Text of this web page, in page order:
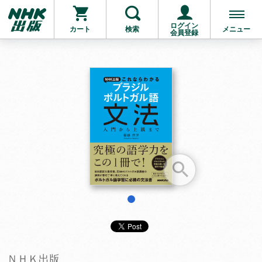
カート 検索
ログイン
会員登録
メニュー
お支払いに進む
他にも商品を買う
ＮＨＫ出版